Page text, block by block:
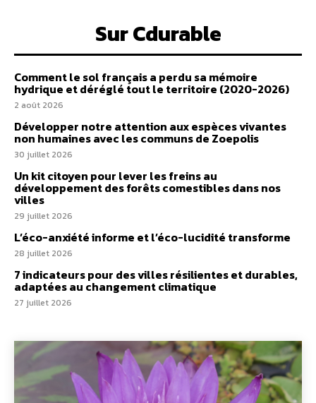
Sur Cdurable
Comment le sol français a perdu sa mémoire
hydrique et déréglé tout le territoire (2020-2026)
2 août 2026
Développer notre attention aux espèces vivantes
non humaines avec les communs de Zoepolis
30 juillet 2026
Un kit citoyen pour lever les freins au
développement des forêts comestibles dans nos
villes
29 juillet 2026
L’éco-anxiété informe et l’éco-lucidité transforme
28 juillet 2026
7 indicateurs pour des villes résilientes et durables,
adaptées au changement climatique
27 juillet 2026